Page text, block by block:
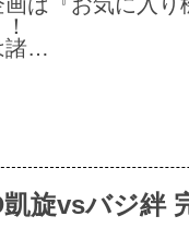
諸…
凱旋vsバジ絆